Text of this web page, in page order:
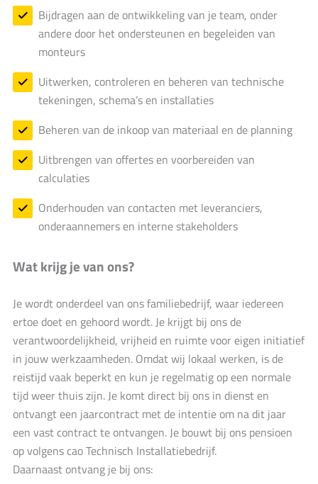
Bijdragen aan de ontwikkeling van je team, onder
andere door het ondersteunen en begeleiden van
monteurs
Uitwerken, controleren en beheren van technische
tekeningen, schema’s en installaties
Beheren van de inkoop van materiaal en de planning
Uitbrengen van offertes en voorbereiden van
calculaties
Onderhouden van contacten met leveranciers,
onderaannemers en interne stakeholders
Wat krijg je van ons?
Je wordt onderdeel van ons familiebedrijf, waar iedereen
ertoe doet en gehoord wordt. Je krijgt bij ons de
verantwoordelijkheid, vrijheid en ruimte voor eigen initiatief
in jouw werkzaamheden. Omdat wij lokaal werken, is de
reistijd vaak beperkt en kun je regelmatig op een normale
tijd weer thuis zijn. Je komt direct bij ons in dienst en
ontvangt een jaarcontract met de intentie om na dit jaar
een vast contract te ontvangen. Je bouwt bij ons pensioen
op volgens cao Technisch Installatiebedrijf.
Daarnaast ontvang je bij ons: